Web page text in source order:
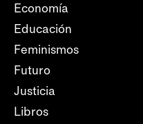
Economía
Educación
Feminismos
Futuro
Justicia
Libros